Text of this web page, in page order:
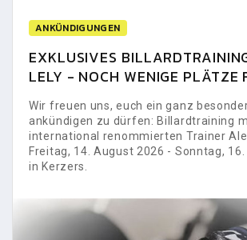
ANKÜNDIGUNGEN
EXKLUSIVES
LELY - NOCH WENIGE PLÄTZE
Wir freuen uns, euch ein ganz
ankündigen zu dürfen: Billardtraining
international renommierten Trainer
Freitag, 14. August 2026 - Sonntag,
in Kerzers.